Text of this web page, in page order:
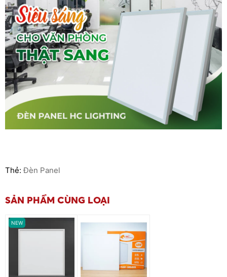
Thẻ:Đèn Panel
SẢN PHẨM CÙNG LOẠI
NEW